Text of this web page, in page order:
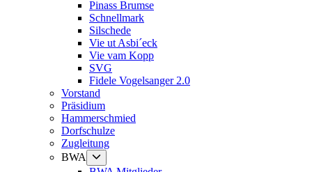
Pinass Brumse
Schnellmark
Silschede
Vie ut Asbi´eck
Vie vam Kopp
SVG
Fidele Vogelsanger 2.0
Vorstand
Präsidium
Hammerschmied
Dorfschulze
Zugleitung
BWA
anzeigen